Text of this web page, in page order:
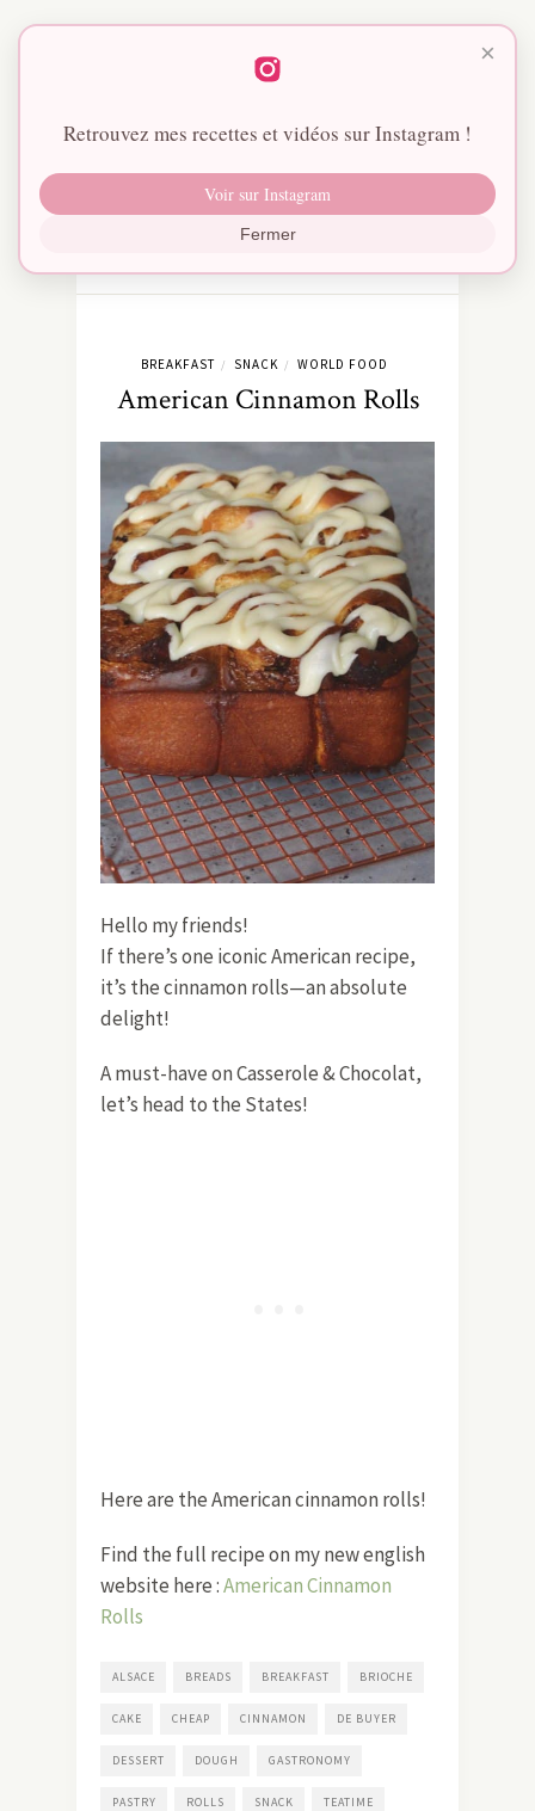
BREAKFAST / SNACK / WORLD FOOD
American Cinnamon Rolls
Hello my friends!
If there’s one iconic American recipe,
it’s the cinnamon rolls—an absolute
delight!
A must-have on Casserole & Chocolat,
let’s head to the States!
Here are the American cinnamon rolls!
Find the full recipe on my new english
website here :American Cinnamon
Rolls
ALSACE BREADS BREAKFAST BRIOCHE
CAKE CHEAP CINNAMON DE BUYER
DESSERT DOUGH GASTRONOMY
PASTRY ROLLS SNACK TEATIME
×
Retrouvez mes recettes et vidéos sur Instagram !
Voir sur Instagram
Fermer